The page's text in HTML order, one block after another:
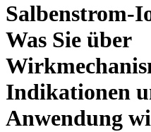
Salbenstrom-
Was Sie über
Indikationen
Anwendung